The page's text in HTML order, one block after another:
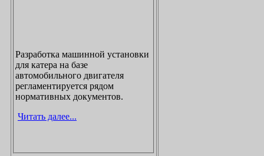
Разработка машинной установки
для катера на базе
автомобильного двигателя
регламентируется рядом
нормативных документов.
Читать далее...